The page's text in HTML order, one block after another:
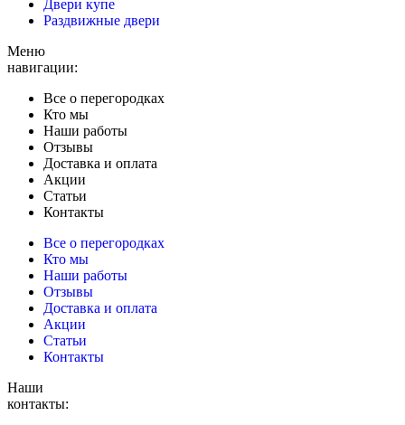
Двери купе
Раздвижные двери
Меню
навигации:
Все о перегородках
Кто мы
Наши работы
Отзывы
Доставка и оплата
Акции
Статьи
Контакты
Все о перегородках
Кто мы
Наши работы
Отзывы
Доставка и оплата
Акции
Статьи
Контакты
Наши
контакты: